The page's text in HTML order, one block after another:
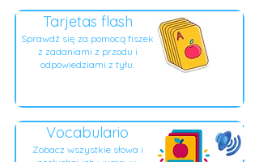
Tarjetas flash
Sprawdź się za pomocą fiszek
z zadaniami z przodu i
odpowiedziami z tyłu.
Vocabulario
Zobacz wszystkie słowa i